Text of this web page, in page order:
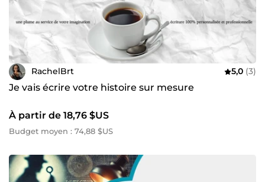
RachelBrt 5,0 (3)
Je vais écrire votre histoire sur mesure
À partir de 18,76 $US
Budget moyen : 74,88 $US